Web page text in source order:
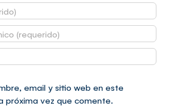
email y sitio web en este
próxima vez que comente.